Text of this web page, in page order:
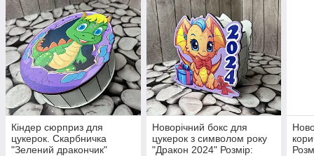
Кіндер сюрприз для
цукерок. Скарбничка
"Зелений дракончик"
Новорічний бокс для
цукерок з символом року
"Дракон 2024" Розмір: